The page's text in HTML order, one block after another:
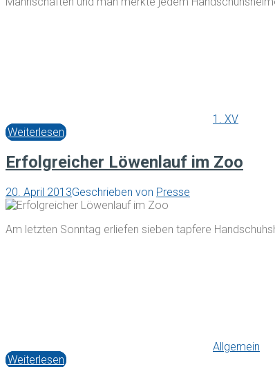
1. XV
Weiterlesen
Erfolgreicher Löwenlauf im Zoo
20. April 2013Geschrieben von Presse
Am letzten Sonntag erliefen sieben tapfere
Allgemein
Weiterlesen